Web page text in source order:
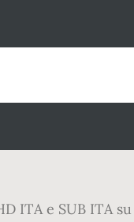
ITA e SUB ITA